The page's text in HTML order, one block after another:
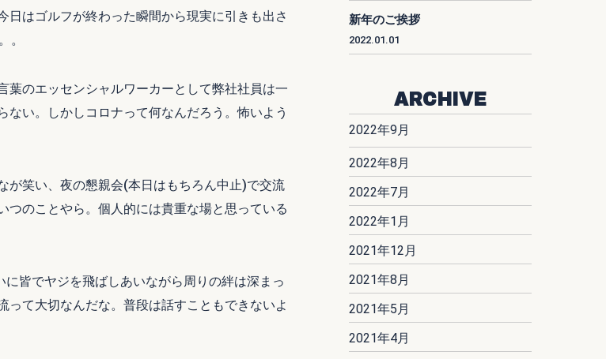
はゴルフが終わった瞬間から現実に引きも出さ
。
のエッセンシャルワーカーとして弊社社員は一
い。しかしコロナって何なんだろう。怖いよう
が笑い、夜の懇親会(本日はもちろん中止)で交流
つのことやら。個人的には貴重な場と思っている
皆でヤジを飛ばしあいながら周りの絆は深まっ
て大切なんだな。普段は話すこともできないよ
新年のご挨拶
2022.01.01
ARCHIVE
2022年9月
2022年8月
2022年7月
2022年1月
2021年12月
2021年8月
2021年5月
2021年4月